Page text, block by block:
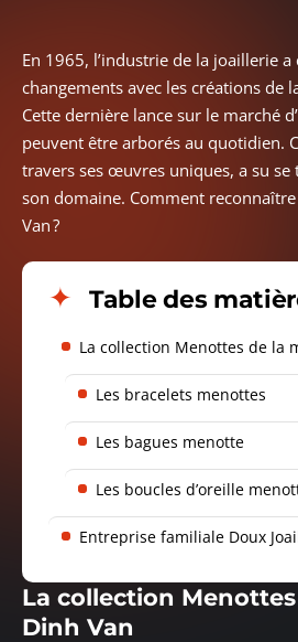
En 1965, l’industrie de la joaillerie a
changements avec les créations de
Cette dernière lance sur le marché
peuvent être arborés au quotidien.
travers ses œuvres uniques, a su se
son domaine. Comment
Van ?
Table des
La collection Menottes de la
Les bracelets menottes
Les bagues menotte
Les boucles d’oreille
Entreprise familiale Doux
La collection
Dinh Van